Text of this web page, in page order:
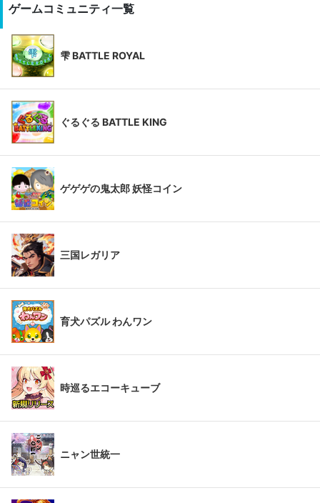
ゲームコミュニティ一覧
雫 BATTLE ROYAL
ぐるぐる BATTLE KING
ゲゲゲの鬼太郎 妖怪コイン
三国レガリア
育犬パズル わんワン
時巡るエコーキューブ
ニャン世統一